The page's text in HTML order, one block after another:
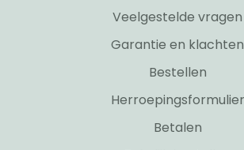
Veelgestelde vragen
Garantie en klachten
Bestellen
Herroepingsformulier
Betalen